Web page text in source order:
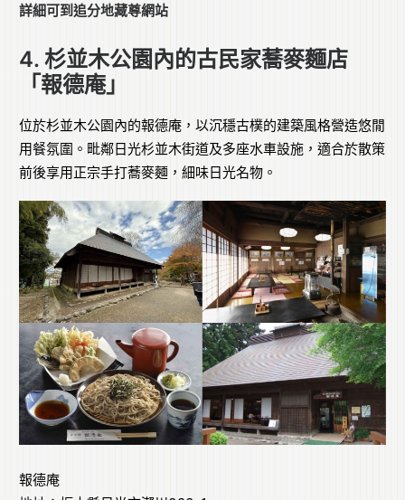
詳細可到追分地藏尊網站
4. 杉並木公園內的古民家蕎麥麵店
「報德庵」
位於杉並木公園內的報德庵，以沉穩古樸的建築風格營造悠閒
用餐氛圍。毗鄰日光杉並木街道及多座水車設施，適合於散策
前後享用正宗手打蕎麥麵，細味日光名物。
報德庵